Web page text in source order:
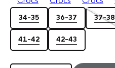
34-35 36-37 37-38
41-42 42-43